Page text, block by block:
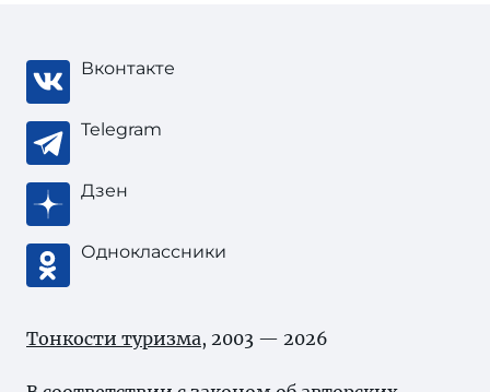
Вконтакте
Telegram
Дзен
Одноклассники
Тонкости туризма, 2003 — 2026